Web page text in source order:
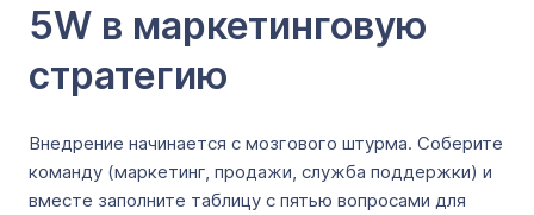
5W в маркетинговую
стратегию
Внедрение начинается с мозгового штурма. Соберите
команду (маркетинг, продажи, служба поддержки) и
вместе заполните таблицу с пятью вопросами для